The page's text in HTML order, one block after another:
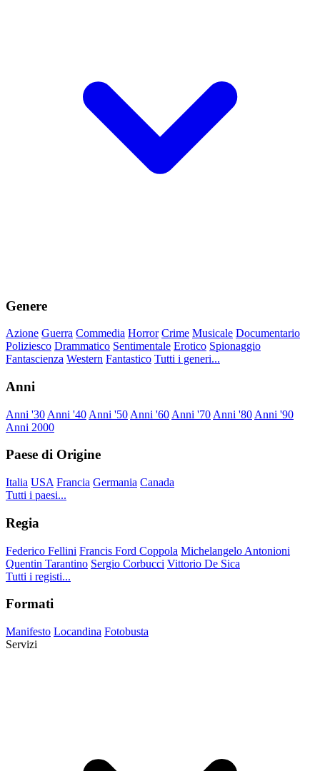
Genere
Azione Guerra Commedia Horror Crime Musicale Documentario
Poliziesco Drammatico Sentimentale Erotico Spionaggio
Fantascienza Western Fantastico Tutti i generi...
Anni
Anni '30 Anni '40 Anni '50 Anni '60 Anni '70 Anni '80 Anni '90
Anni 2000
Paese di Origine
Italia USA Francia Germania Canada
Tutti i paesi...
Regia
Federico Fellini Francis Ford Coppola Michelangelo Antonioni
Quentin Tarantino Sergio Corbucci Vittorio De Sica
Tutti i registi...
Formati
Manifesto Locandina Fotobusta
Servizi